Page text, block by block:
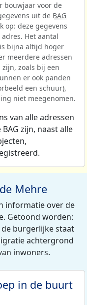
bouwjaar voor de
uit de BAG
op: deze gegevens
Het aantal
bijna altijd hoger
meerdere adressen
zoals bij een
er ook panden
een schuur),
niet meegenomen.
van alle adressen
zijn, naast alle
Mehre
informatie over de
Getoond worden:
burgerlijke staat
achtergrond
inwoners.
in de buurt